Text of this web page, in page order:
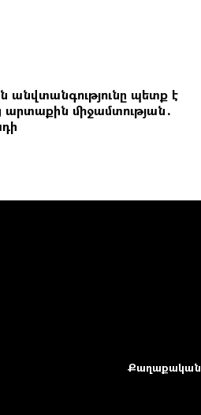
անվտանգությունը պետք է
միջամտության․
Քաղաքական